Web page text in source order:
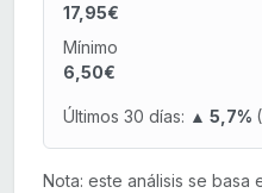
17,95€
Mínimo
6,50€
Últimos 30 días: ▲ 5,7%
Nota: este análisis se basa